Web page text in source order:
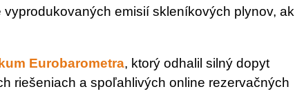
emisií skleníkových plynov, ak
Eurobarometra, ktorý odhalil silný dopyt
riešeniach a spoľahlivých online rezervačných